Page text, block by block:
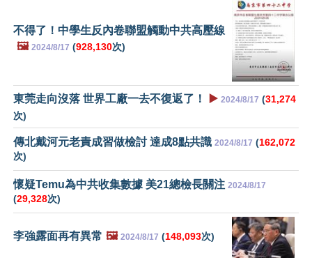
不得了！中學生反內卷聯盟觸動中共高壓線
🖼️ 2024/8/17 (928,130次)
東莞走向沒落 世界工廠一去不復返了！ ▶️ 2024/8/17 (31,274
次)
傳北戴河元老責成習做檢討 達成8點共識 2024/8/17 (162,072
次)
懷疑Temu為中共收集數據 美21總檢長關注 2024/8/17
(29,328次)
李強露面再有異常 🖼️ 2024/8/17 (148,093次)